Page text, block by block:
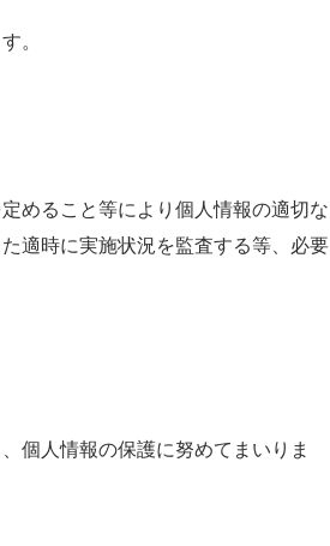
。
めること等により個人情報の適切な
適時に実施状況を監査する等、必要
個人情報の保護に努めてまいりま